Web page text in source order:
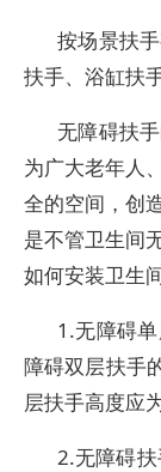
按场景扶
扶手、浴缸扶
无障碍扶
为广大老年人
全的空间，创
是不管卫生间
如何安装卫生
1.无障碍
障碍双层扶手
层扶手高度应
2.无障碍